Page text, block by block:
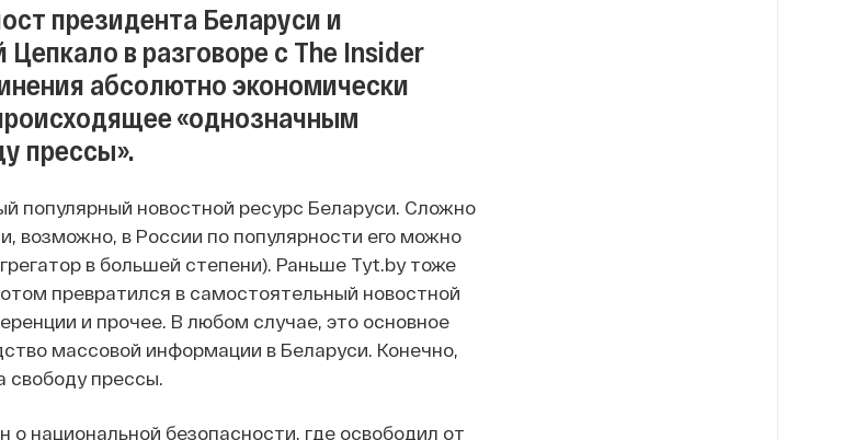
президента Беларуси и
в разговоре с The Insider
абсолютно экономически
«однозначным
прессы».
популярный новостной ресурс Беларуси. Сложно
возможно, в России по популярности его можно
в большей степени). Раньше Tyt.by тоже
превратился в самостоятельный новостной
и прочее. В любом случае, это основное
массовой информации в Беларуси. Конечно,
свободу прессы.
о национальной безопасности, где освободил от